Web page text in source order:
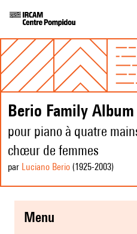
Berio Family
pour piano à quatre
chœur de femmes
par Luciano Berio (1925-2003)
menu